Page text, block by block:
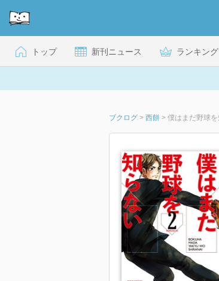
トップ 新刊ニュース ランキング
ブクログ > 西餅 > 僕はまだ野球